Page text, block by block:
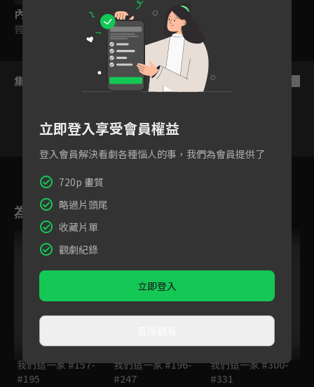
內容標籤
普遍級
集數列表
為您推薦
我們這一家 #157-
#195
我們這一家 #196-
#247
我們這一家 #300-
#331
立即登入享受會員權益
登入會員解決看劇各種惱人的事，我們為會員提供了
720p 畫質
略過片頭尾
收藏片單
觀劇紀錄
立即登入